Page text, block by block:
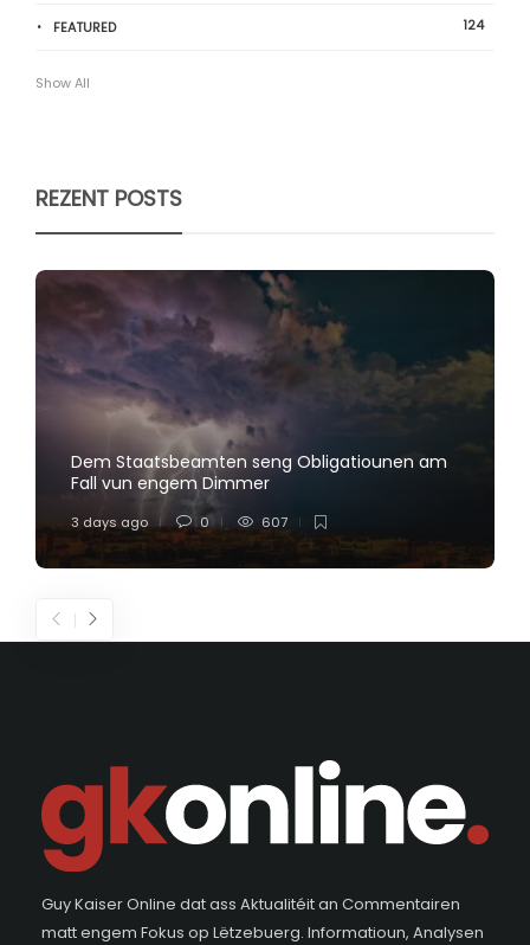
FEATURED 124
Show All
REZENT POSTS
Dem Staatsbeamten seng Obligatiounen am
Fall vun engem Dimmer
3 days ago 0 607
Guy Kaiser Online dat ass Aktualitéit an Commentairen
matt engem Fokus op Lëtzebuerg. Informatioun, Analysen